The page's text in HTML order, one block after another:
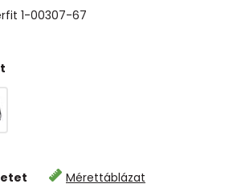
1-00307-67
Mérettáblázat